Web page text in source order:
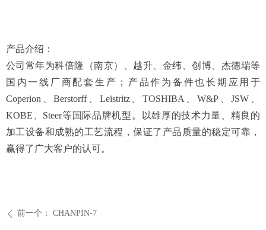
产品介绍：
公司常年为科倍隆（南京）、越升、金纬、创博、杰德瑞等
国内一线厂商配套生产；产品作为备件也长期应用于
Coperion、Berstorff、Leistritz、TOSHIBA、W&P、JSW、
KOBE、Steer等国际品牌机型。以雄厚的技术力量、精良的
加工设备和成熟的工艺流程，保证了产品质量的稳定可靠，
赢得了广大客户的认可。
ꄴ 前一个： CHANPIN-7